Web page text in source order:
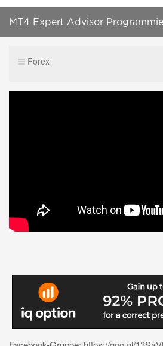
MT4 Expert Advisor
Forex